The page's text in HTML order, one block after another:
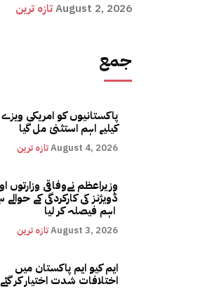
تازہ ترینAugust 2, 2026
جمع
پاکستانیوں کو امریکی ویزے
کیلیے اہم استثنیٰ مل گیا
تازہ ترینAugust 4, 2026
وزیراعظم نےوفاقی وزارتوں
ڈویژنز کی کارکردگی کے حوالے
تازہ ترینAugust 3, 2026
ایم کیو ایم پاکستان میں
اختلافات شدت اختیار کر گئے